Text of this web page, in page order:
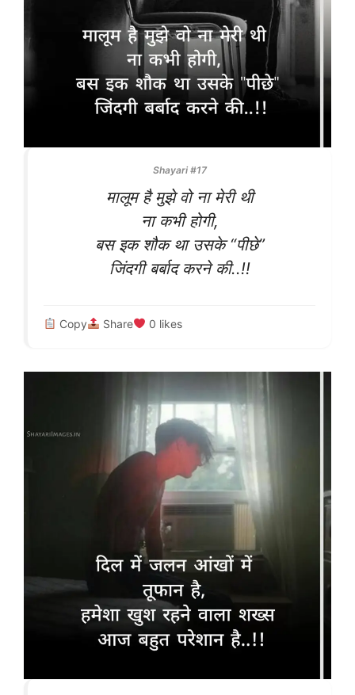
Shayari #17
मालूम है मुझे वो ना मेरी थी
ना कभी होगी,
बस इक शौक था उसके “पीछे”
जिंदगी बर्बाद करने की..!!
Copy Share 0 likes